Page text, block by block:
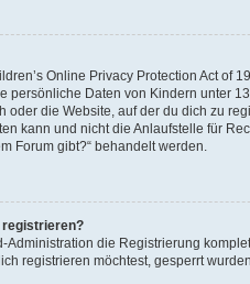
Online Privacy Protection Act of
persönliche Daten von Kindern unter
oder die Website, auf der du dich zu
kann und nicht die Anlaufstelle für
Forum gibt?“ behandelt werden.
registrieren?
Administration die Registrierung
registrieren möchtest, gesperrt